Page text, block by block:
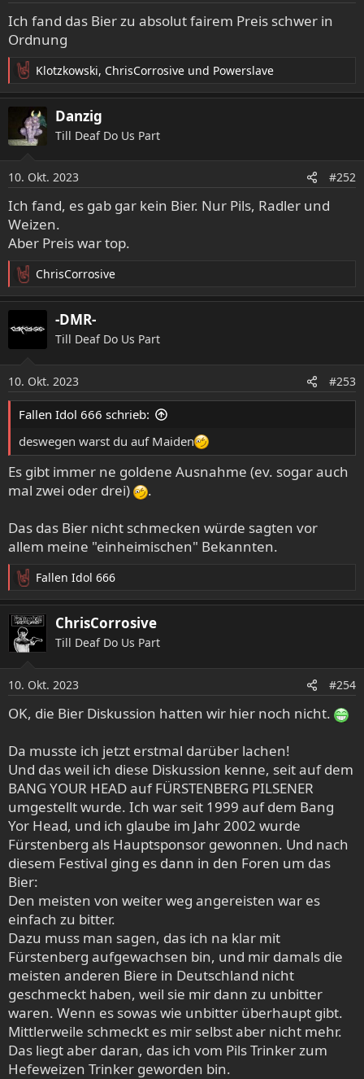
e
n
:
Ich fand das Bier zu absolut fairem Preis schwer in
Ordnung
R
e
a
t
o
n
e
n
:
Klotzkowski, ChrisCorrosive und Powerslave
Danzig
Till Deaf Do Us Part
10. Okt. 2023 #252
Ich fand, es gab gar kein Bier. Nur Pils, Radler und
Weizen.
Aber Preis war top.
R
e
a
k
n
e
n
ChrisCorrosive
-DMR-
Till Deaf Do Us Part
10. Okt. 2023 #253
Fallen Idol 666 schrieb:
deswegen warst du auf Maiden
Es gibt immer ne goldene Ausnahme (ev. sogar auch
mal zwei oder drei)
.
Das das Bier nicht schmecken würde sagten vor
allem meine "einheimischen" Bekannten.
R
e
a
k
t
n
e
n
Fallen Idol 666
ChrisCorrosive
Till Deaf Do Us Part
10. Okt. 2023 #254
OK, die Bier Diskussion hatten wir hier noch nicht.
Da musste ich jetzt erstmal darüber lachen!
Und das weil ich diese Diskussion kenne, seit auf dem
BANG YOUR HEAD auf FÜRSTENBERG PILSENER
umgestellt wurde. Ich war seit 1999 auf dem Bang
Yor Head, und ich glaube im Jahr 2002 wurde
Fürstenberg als Hauptsponsor gewonnen. Und nach
diesem Festival ging es dann in den Foren um das
Bier:
Den meisten von weiter weg angereisten war es
einfach zu bitter.
Dazu muss man sagen, das ich na klar mit
Fürstenberg aufgewachsen bin, und mir damals die
meisten anderen Biere in Deutschland nicht
geschmeckt haben, weil sie mir dann zu unbitter
waren. Wenn es sowas wie unbitter überhaupt gibt.
Mittlerweile schmeckt es mir selbst aber nicht mehr.
Das liegt aber daran, das ich vom Pils Trinker zum
Hefeweizen Trinker geworden bin.